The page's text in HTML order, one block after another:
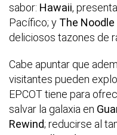
sabor: Hawaii,
Pacífico; y The
deliciosos tazones de
Cabe apuntar que
visitantes pueden
EPCOT tiene para
salvar la galaxia en
Rewind; reducirse al